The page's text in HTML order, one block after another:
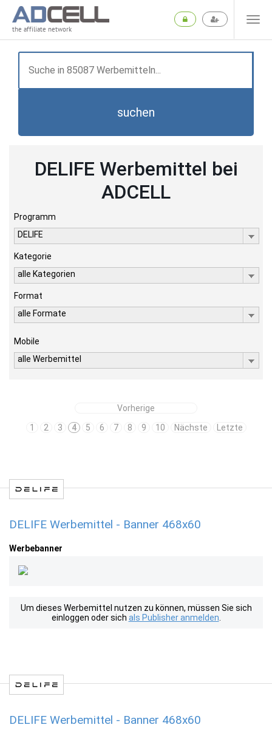
the affiliate network
suchen
DELIFE Werbemittel bei
ADCELL
Programm
DELIFE
Kategorie
alle Kategorien
Format
alle Formate
Mobile
alle Werbemittel
Vorherige
1
2 3 4 5 6 7 8 9 10 Nächste Letzte
DELIFE Werbemittel - Banner 468x60
Werbebanner
Um dieses Werbemittel nutzen zu können, müssen Sie sich
einloggen oder sich als Publisher anmelden
DELIFE Werbemittel - Banner 468x60